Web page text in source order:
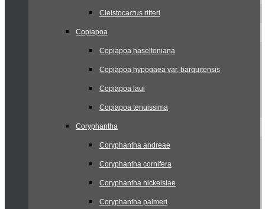
Cleistocactus ritteri
Copiapoa
Copiapoa haseltoniana
Copiapoa hypogaea var. barquitensis
Copiapoa laui
Copiapoa tenuissima
Coryphantha
Coryphantha andreae
Coryphantha cornifera
Coryphantha nickelsiae
Coryphantha palmeri